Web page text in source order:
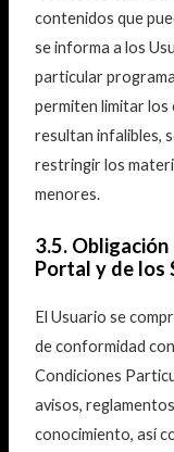
contenidos que
se informa a los
particular
permiten limitar los
resultan infalibles,
restringir los
menores.
3.5.
Portal y de los
El Usuario se
de conformidad
Condiciones
avisos,
conocimiento, así